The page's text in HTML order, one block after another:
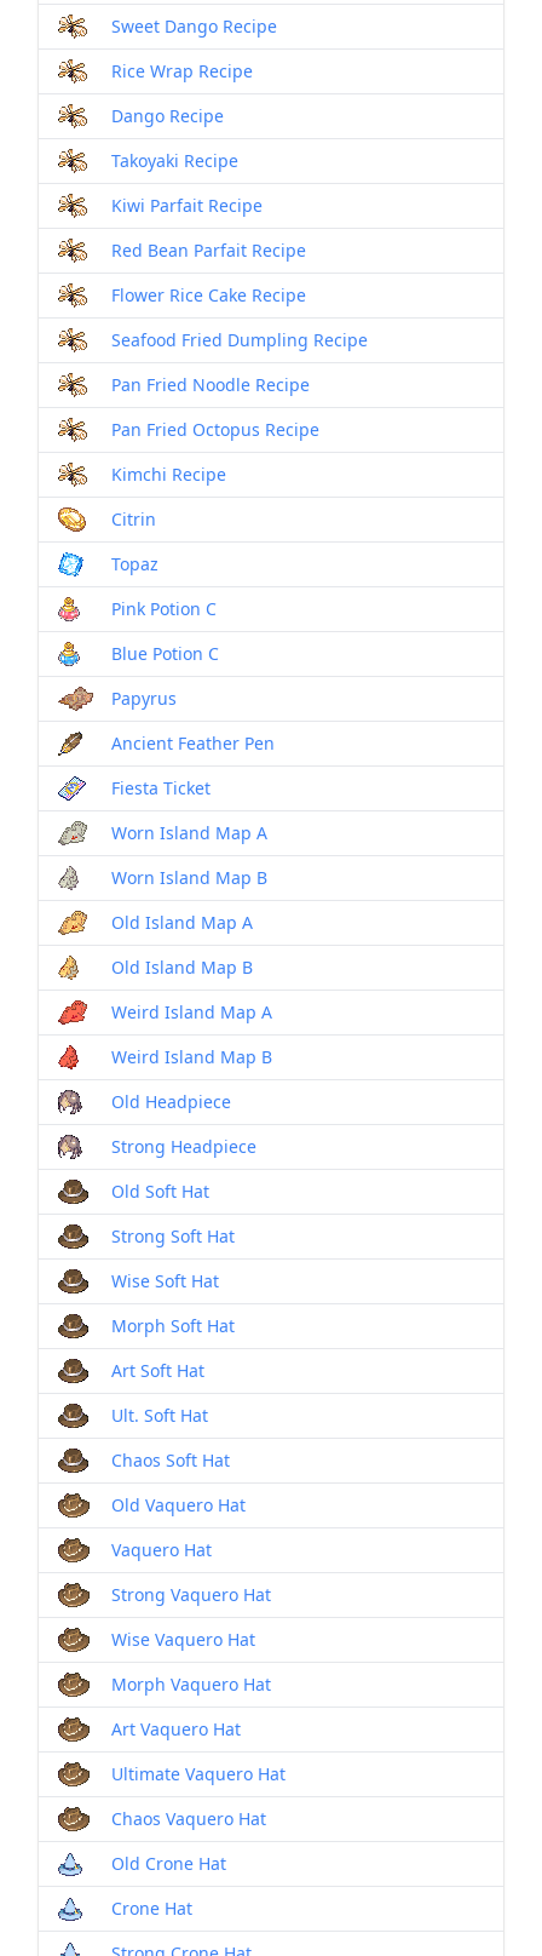
Sweet Dango Recipe
Rice Wrap Recipe
Dango Recipe
Takoyaki Recipe
Kiwi Parfait Recipe
Red Bean Parfait Recipe
Flower Rice Cake Recipe
Seafood Fried Dumpling Recipe
Pan Fried Noodle Recipe
Pan Fried Octopus Recipe
Kimchi Recipe
Citrin
Topaz
Pink Potion C
Blue Potion C
Papyrus
Ancient Feather Pen
Fiesta Ticket
Worn Island Map A
Worn Island Map B
Old Island Map A
Old Island Map B
Weird Island Map A
Weird Island Map B
Old Headpiece
Strong Headpiece
Old Soft Hat
Strong Soft Hat
Wise Soft Hat
Morph Soft Hat
Art Soft Hat
Ult. Soft Hat
Chaos Soft Hat
Old Vaquero Hat
Vaquero Hat
Strong Vaquero Hat
Wise Vaquero Hat
Morph Vaquero Hat
Art Vaquero Hat
Ultimate Vaquero Hat
Chaos Vaquero Hat
Old Crone Hat
Crone Hat